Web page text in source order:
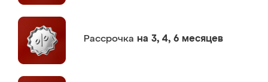
Рассрочка на 3, 4, 6 месяцев